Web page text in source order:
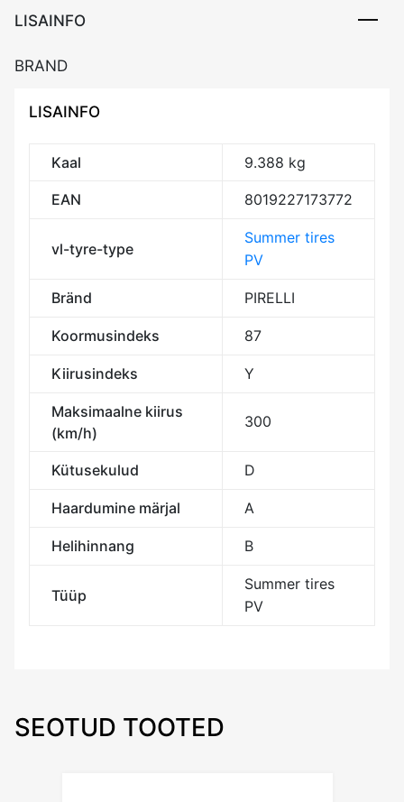
DAB71
kogus
LISAINFO
BRAND
LISAINFO
Kaal 9.388 kg
EAN 8019227173772
vl-tyre-type
Summer tires
PV
Bränd PIRELLI
Koormusindeks 87
Kiirusindeks Y
Maksimaalne kiirus
(km/h)
300
Kütusekulud D
Haardumine märjal A
Helihinnang B
Tüüp
Summer tires
PV
SEOTUD TOOTED